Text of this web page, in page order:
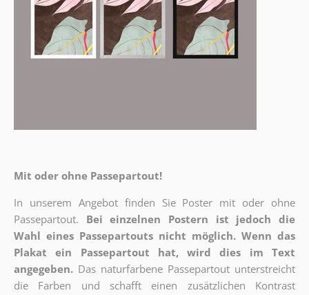
Mit oder ohne Passepartout!
In unserem Angebot finden Sie Poster mit oder ohne
Passepartout.
Bei einzelnen Postern ist jedoch die
Wahl eines Passepartouts nicht möglich. Wenn das
Plakat ein Passepartout hat, wird dies im Text
angegeben. Das naturfarbene Passepartout unterstreicht
die Farben und schafft einen zusätzlichen Kontrast